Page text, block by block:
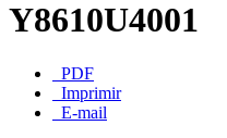
Y8610U4001
PDF
Imprimir
E-mail